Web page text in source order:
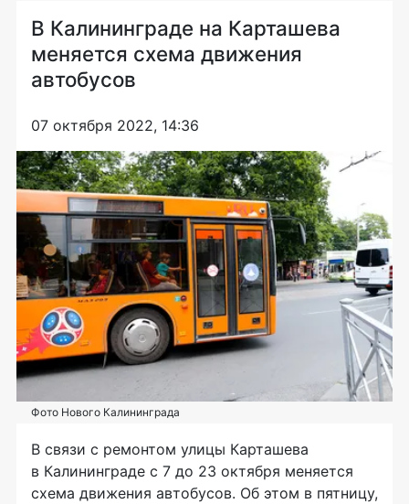
В Калининграде на Карташева
меняется схема движения
автобусов
07 октября 2022, 14:36
Фото Нового Калининграда
В связи с ремонтом улицы Карташева
в Калининграде с 7 до 23 октября меняется
схема движения автобусов. Об этом в пятницу,